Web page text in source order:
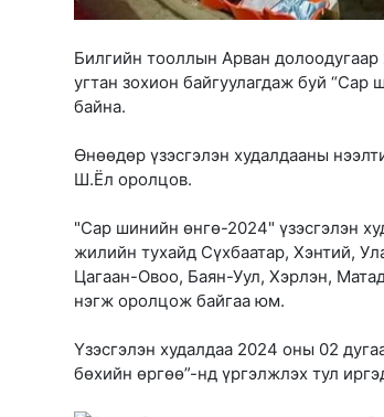
Билгийн тооллын Арван
угтан зохион байгуулагдаж буй
байна.
Өнөөдөр үзэсгэлэн худалдааны
Ш.Ёл оролцов.
"Сар шинийн өнгө-2024" үзэсгэлэн
жилийн тухайд Сүхбаатар, Хэнтий,
Цагаан-Овоо, Баян-Уул, Хэрлэн,
нэгж оролцож байгаа юм.
Үзэсгэлэн худалдаа 2024 оны 02
бөхийн өргөө”-нд үргэлжлэх тул